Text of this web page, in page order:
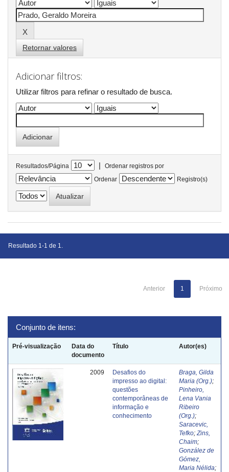
Retornar valores
Adicionar filtros:
Utilizar filtros para refinar o resultado de busca.
Resultados/Página |
Ordenar registros por
Ordenar
Registro(s)
Resultado 1-1 de 1.
Anterior 1 Próximo
Conjunto de itens:
Pré-visualização
Data do
documento
Título Autor(es)
2009
Desafios do
impresso ao digital:
questões
contemporâneas de
informação e
conhecimento
Braga, Gilda
Maria (Org.);
Pinheiro,
Lena Vania
Ribeiro
(Org.);
Saracevic,
Tefko; Zins,
Chaim;
González de
Gómez,
Maria Nélida;